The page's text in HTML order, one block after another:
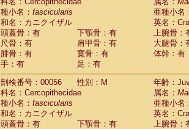
種小名： fascicularis
亜種小名
和名：カニクイザル
英名：
頭蓋骨：有
下顎骨：有
上腕骨：
尺骨：有
肩甲骨：有
大腿骨：
腓骨：有
寛骨：有
体幹：有
手：有
足：有
剖検番号：00056
性別：M
年齢：
科名：Cercopithecidae
属名：
種小名： fascicularis
亜種小名
和名：カニクイザル
英名：
頭蓋骨：有
下顎骨：有
上腕骨：